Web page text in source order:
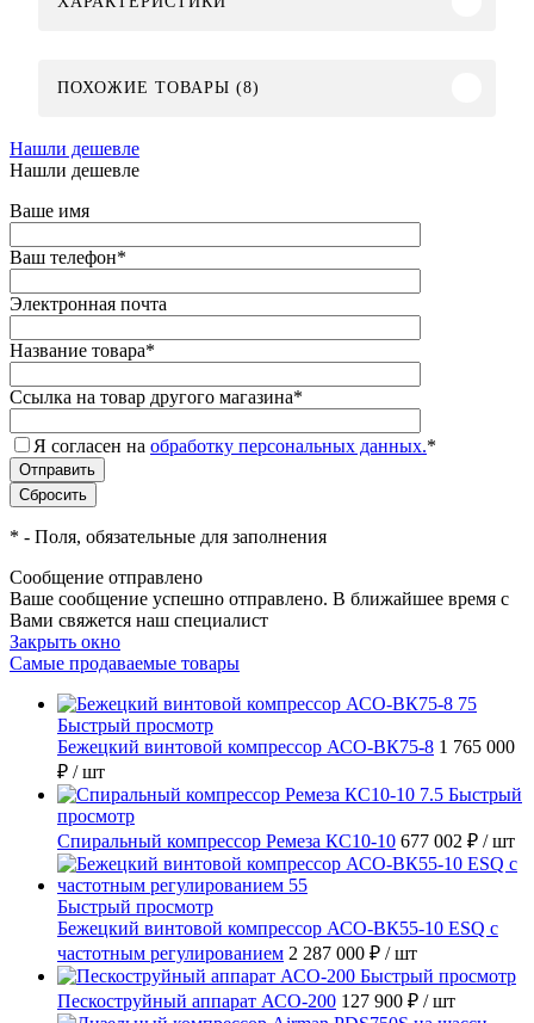
ПОХОЖИЕ ТОВАРЫ (8)
Нашли дешевле
Нашли дешевле
Ваше имя
Ваш телефон*
Электронная почта
Название товара*
Ссылка на товар другого магазина*
Я согласен на обработку персональных данных.*
* - Поля, обязательные для заполнения
Сообщение отправлено
Ваше сообщение успешно отправлено. В ближайшее время с
Вами свяжется наш специалист
Закрыть окно
Самые продаваемые товары
Быстрый просмотр
Бежецкий винтовой компрессор АСО-ВК75-8 1 765 000
₽ / шт
Быстрый
просмотр
Спиральный компрессор Ремеза КС10-10 677 002 ₽ / шт
Быстрый просмотр
Бежецкий винтовой компрессор АСО-ВК55-10 ESQ с
частотным регулированием 2 287 000 ₽ / шт
Быстрый просмотр
Пескоструйный аппарат АСО-200 127 900 ₽ / шт